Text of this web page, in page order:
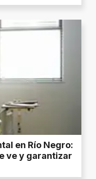
en Río Negro:
ve y garantizar